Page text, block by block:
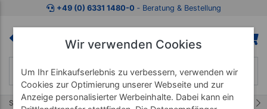
Zum Kaufbereich springen Zur Produktbeschreibung
+49 (0) 6331 1480-0 ‐ Beratung & Bestellung
Start Hauptkatalog 1566/1902
Wir verwenden Cookies
Um Ihr Einkaufserlebnis zu verbessern, verwenden wir
Cookies zur Optimierung unserer Webseite und zur
Anzeige personalisierter Werbeinhalte. Dabei kann ein